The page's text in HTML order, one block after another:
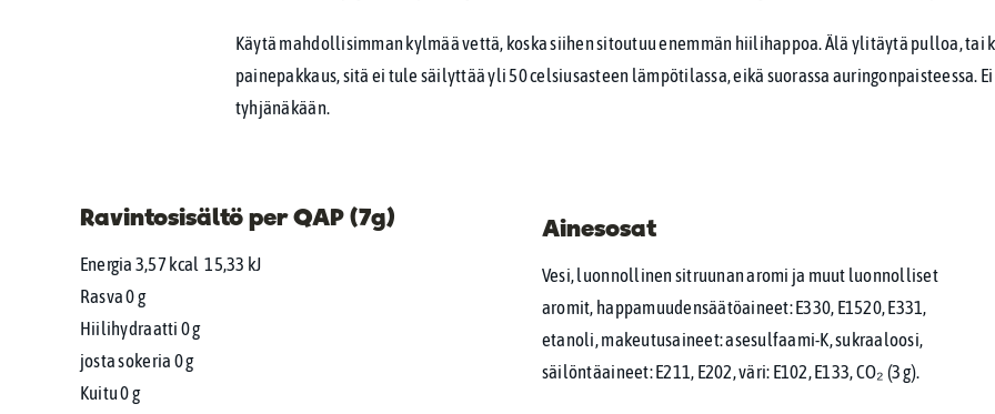
Käytä mahdollisimman kylmää vettä, koska siihen sitoutuu enemmän hiilihappoa. Älä ylitäytä pulloa, tai
painepakkaus, sitä ei tule säilyttää yli 50 celsiusasteen lämpötilassa, eikä suorassa auringonpaisteessa.
tyhjänäkään.
Ravintosisältö per QAP (7g)
Energia 3,57 kcal 15,33 kJ
Rasva 0 g
Hiilihydraatti 0 g
josta sokeria 0 g
Kuitu 0 g
Ainesosat
Vesi, luonnollinen sitruunan aromi ja muut luonnolliset
aromit, happamuudensäätöaineet: E330, E1520, E331,
etanoli, makeutusaineet: asesulfaami-K, sukraaloosi,
säilöntäaineet: E211, E202, väri: E102, E133, CO₂ (3 g).